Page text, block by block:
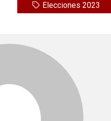
Elecciones 2023